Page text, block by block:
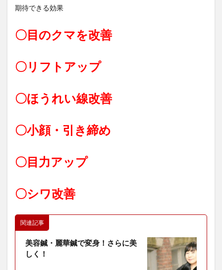
期待できる効果
〇目のクマを改善
〇リフトアップ
〇ほうれい線改善
〇小顔・引き締め
〇目力アップ
〇シワ改善
関連記事
美容鍼・麗華鍼で変身！さらに美
しく！